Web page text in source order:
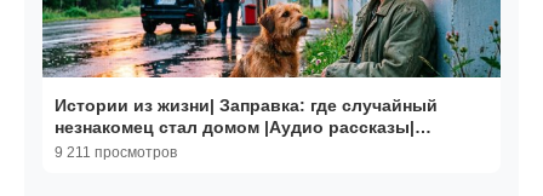
Истории из жизни| Заправка: где случайный
незнакомец стал домом |Аудио рассказы|
Жизненные истории
9 211 просмотров